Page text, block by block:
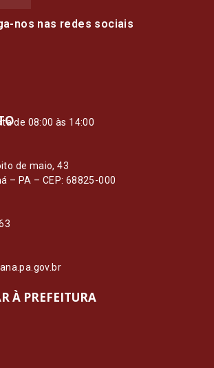
nos nas redes sociais
de 08:00 às 14:00
de maio, 43
– PA – CEP: 68825-000
À PREFEITURA